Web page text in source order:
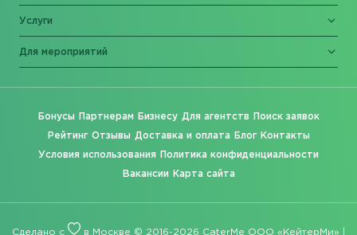
Услуги
Для мероприятий
Бонусы Партнерам Бизнесу Для агентств Поиск заявок
Рейтинг Отзывы Доставка и оплата Блог Контакты
Условия использования Политика конфиденциальности
Вакансии Карта сайта
Сделано с в Москве © 2016-2026 CaterMe ООО «КейтерМи» |